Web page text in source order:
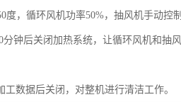
度，循环风机功率50%，抽风机手动控
钟后关闭加热系统，让循环风机和抽
数据后关闭，对整机进行清洁工作。